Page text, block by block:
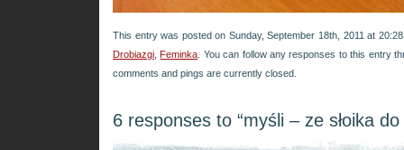
This entry was posted on Sunday, September 18th, 2011 at
Drobiazgi Feminka . You can follow any responses to this entry
comments and pings are currently closed.
6 responses to “myśli – ze słoika do